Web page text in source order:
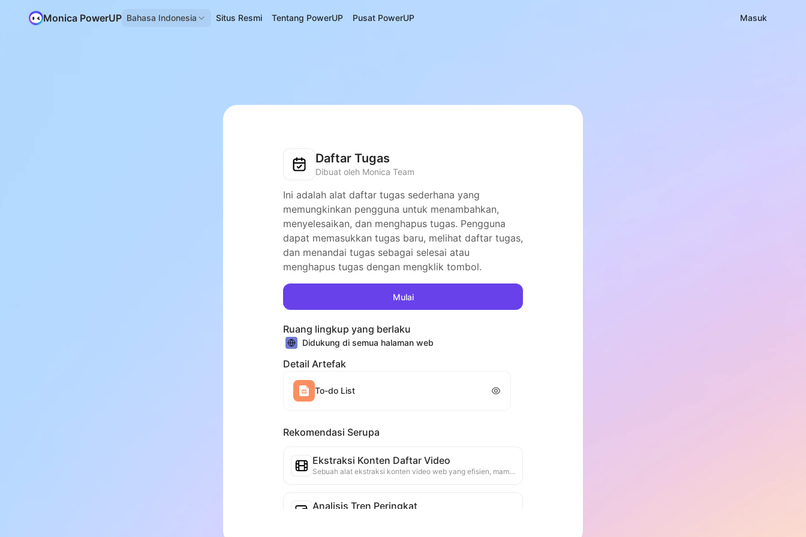
Monica PowerUP Bahasa Indonesia Situs Resmi Tentang PowerUP Pusat PowerUP Masuk
Daftar Tugas
Dibuat oleh Monica Team
Ini adalah alat daftar tugas sederhana yang
memungkinkan pengguna untuk menambahkan,
menyelesaikan, dan menghapus tugas. Pengguna
dapat memasukkan tugas baru, melihat daftar tugas,
dan menandai tugas sebagai selesai atau
menghapus tugas dengan mengklik tombol.
Mulai
Ruang lingkup yang berlaku
Didukung di semua halaman web
Detail Artefak
To-do List
Rekomendasi Serupa
Ekstraksi Konten Daftar Video
Sebuah alat ekstraksi konten video web yang efisien, mampu dengan cepat memindai halaman web dan mengatur informasi video ke dalam tabel Markdown yang terstruktur.
Analisis Tren Peringkat